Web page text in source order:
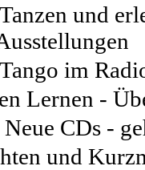
und
im
Lernen -
CDs -
und